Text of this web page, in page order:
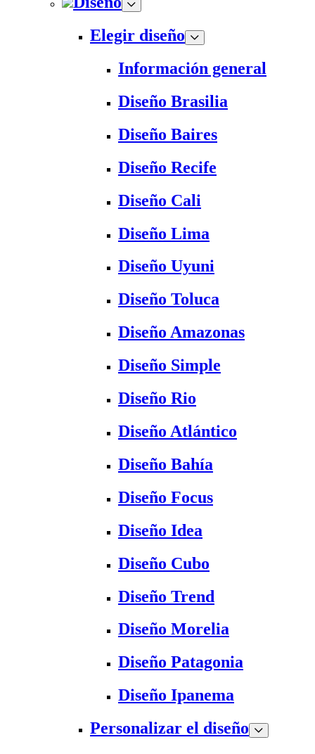
Elegir diseño
Información general
Diseño Brasilia
Diseño Baires
Diseño Recife
Diseño Cali
Diseño Lima
Diseño Uyuni
Diseño Toluca
Diseño Amazonas
Diseño Simple
Diseño Rio
Diseño Atlántico
Diseño Bahía
Diseño Focus
Diseño Idea
Diseño Cubo
Diseño Trend
Diseño Morelia
Diseño Patagonia
Diseño Ipanema
Personalizar el diseño